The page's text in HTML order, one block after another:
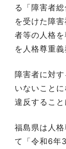
る「障害者
を受けた障
者等の人格
を人格尊重義
障害者に対
いないこと
違反すること
福島県は人
て「令和6年